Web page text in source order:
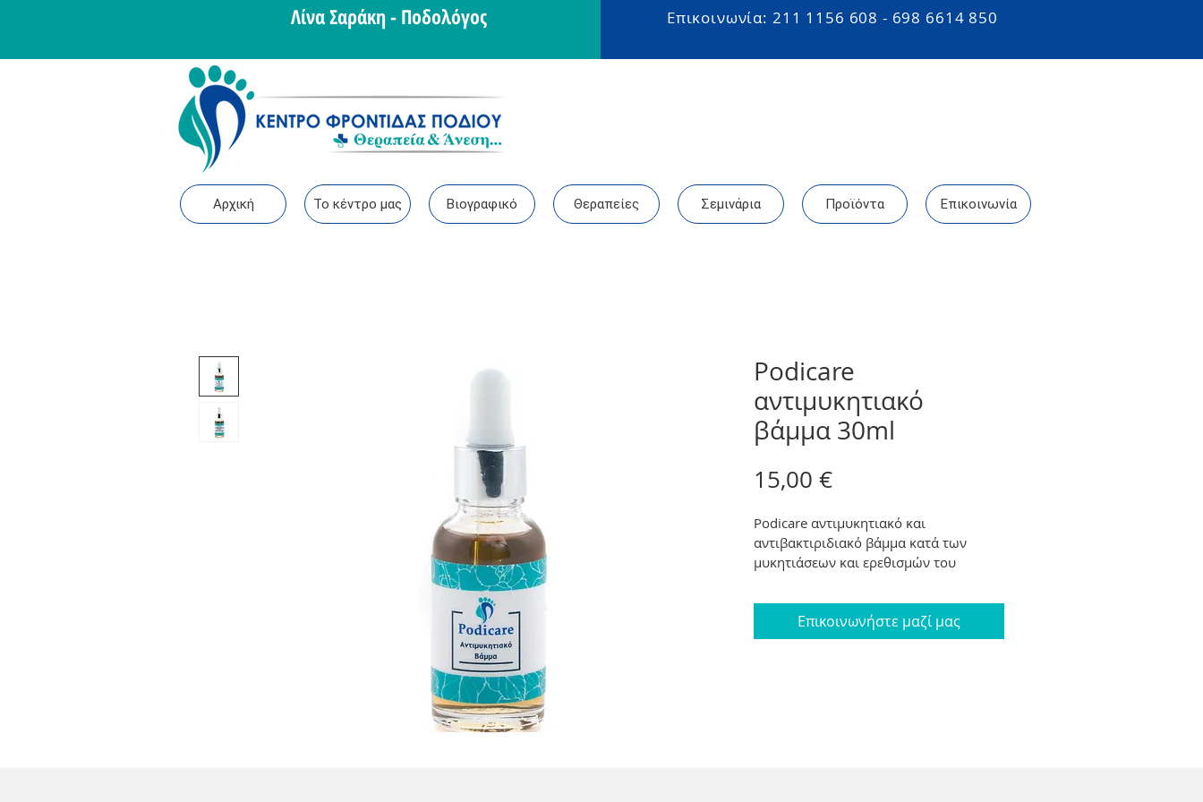
Λίνα Σαράκη - Ποδολόγος Επικοινωνία: 211 1156 608 - 698 6614 850
Αρχική Το κέντρο μας Βιογραφικό Θεραπείες Σεμινάρια Προϊόντα Επικοινωνία
Podicare
αντιμυκητιακό
βάμμα 30ml
15,00 €Price
Podicare αντιμυκητιακό και
αντιβακτιριδιακό βάμμα κατά των
μυκητιάσεων και ερεθισμών του
νύχια από μύκητες και βακτήρια
επαναφέροντας στα φυσιολογικά
επίπεδα την χλωρίδα του δέρματος και
Επικοινωνήστε μαζί μας